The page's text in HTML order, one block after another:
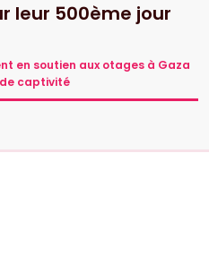
leur 500ème jour
en soutien aux otages à Gaza
captivité